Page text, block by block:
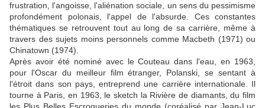
frustration, l'angoisse, l'aliénation sociale, un sens du pessimisme
profondément polonais, l'appel de l'absurde. Ces constantes
thématiques se retrouvent tout au long de sa carrière, même à
travers des sujets moins personnels comme Macbeth (1971) ou
Chinatown (1974).
Après avoir été nominé avec le Couteau dans l'eau, en 1963,
pour l'Oscar du meilleur film étranger, Polanski, se sentant à
l'étroit dans son pays, entreprend une carrière internationale. Il
tourne à Paris, en 1963, le sketch la Rivière de diamants, du film